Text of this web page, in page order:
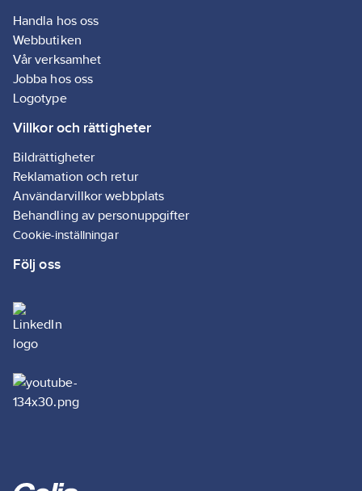
Handla hos oss
Webbutiken
Vår verksamhet
Jobba hos oss
Logotype
Villkor och rättigheter
Bildrättigheter
Reklamation och retur
Användarvillkor webbplats
Behandling av personuppgifter
Cookie-inställningar
Följ oss